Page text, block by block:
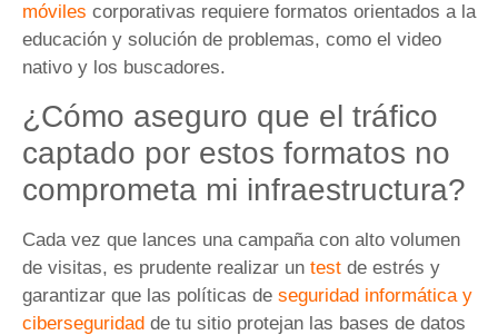
móviles corporativas requiere formatos orientados a la
educación y solución de problemas, como el video
nativo y los buscadores.
¿Cómo aseguro que el tráfico
captado por estos formatos no
comprometa mi infraestructura?
Cada vez que lances una campaña con alto volumen
de visitas, es prudente realizar un test de estrés y
garantizar que las políticas de seguridad informática y
ciberseguridad de tu sitio protejan las bases de datos